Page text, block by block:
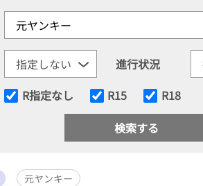
進行状況
R指定なし R15 R18
元ヤンキー